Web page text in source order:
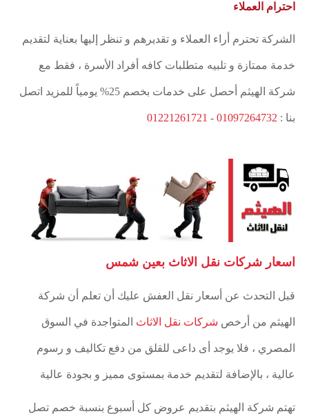
احترام العملاء
الشركة تحترم أراء العملاء و تقديرهم و تنظر إليها بعناية لتقديم
خدمة ممتازة و تلبيه متطلبات كافه أفراد الأسرة ، فقط مع
شركة الهيثم أحصل على خدمات بخصم 25% يومياً للمزيد اتصل
بنا : 01097264732
-
01221261721
اسعار شركات نقل الاثاث بعين شمس
قبل التحدث عن أسعار نقل العفش عليك أن تعلم أن شركة
الهيثم من أرخص شركات نقل الاثاث المتواجدة في السوق
المصري ، فلا يوجد أى داعى للقلق من دفع تكاليف و رسوم
عالية ، بالإضافة لتقديم خدمة بمستوى مميز و بجودة عالية
تهتم شركة الهيثم بتقديم عروض كل أسبوع بنسبة خصم تصل